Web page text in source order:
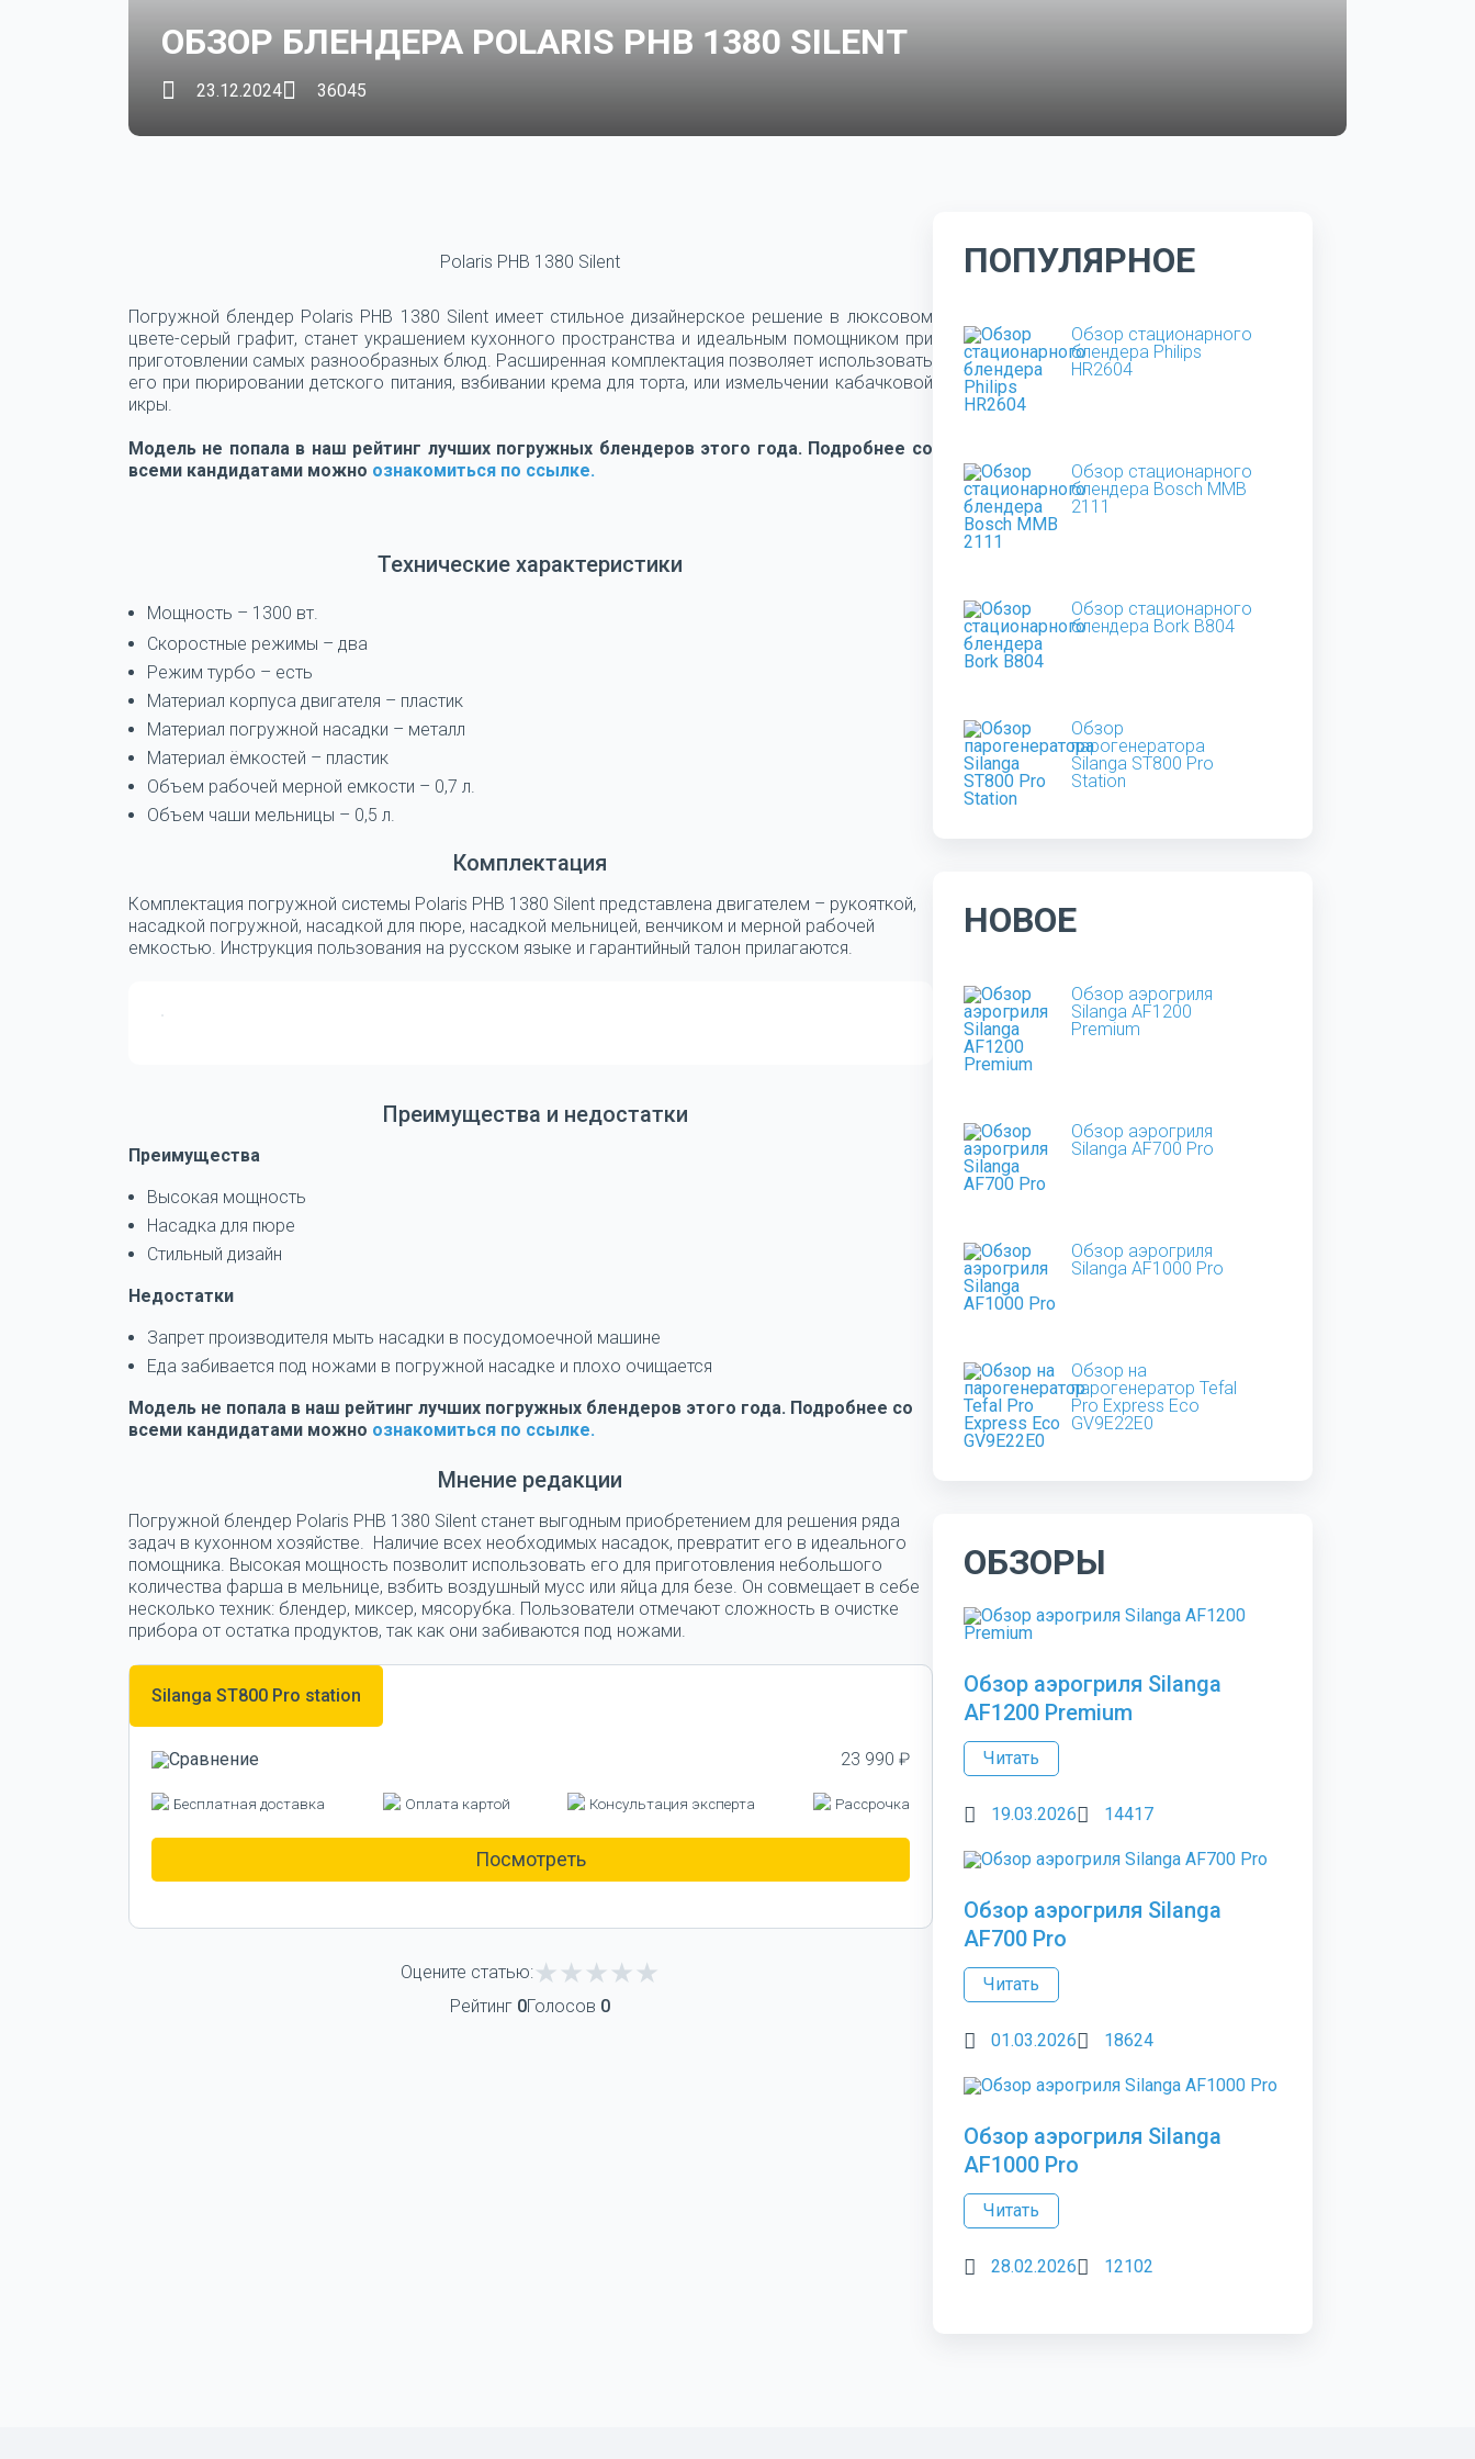
ОБЗОР БЛЕНДЕРА POLARIS PHB 1380 SILENT
23.12.2024 36045
Polaris PHB 1380 Silent
Погружной блендер Polaris PHB 1380 Silent имеет стильное дизайнерское решение в люксовом
цвете-серый графит, станет украшением кухонного пространства и идеальным помощником при
приготовлении самых разнообразных блюд. Расширенная комплектация позволяет использовать
его при пюрировании детского питания, взбивании крема для торта, или измельчении кабачковой
икры.
Модель не попала в наш рейтинг лучших погружных блендеров этого года. Подробнее со
всеми кандидатами можно ознакомиться по ссылке.
Технические характеристики
Мощность – 1300 вт.
Скоростные режимы – два
Режим турбо – есть
Материал корпуса двигателя – пластик
Материал погружной насадки – металл
Материал ёмкостей – пластик
Объем рабочей мерной емкости – 0,7 л.
Объем чаши мельницы – 0,5 л.
Комплектация
Комплектация погружной системы Polaris PHB 1380 Silent представлена двигателем – рукояткой,
насадкой погружной, насадкой для пюре, насадкой мельницей, венчиком и мерной рабочей
емкостью. Инструкция пользования на русском языке и гарантийный талон прилагаются.
Преимущества и недостатки
Преимущества
Высокая мощность
Насадка для пюре
Стильный дизайн
Недостатки
Запрет производителя мыть насадки в посудомоечной машине
Еда забивается под ножами в погружной насадке и плохо очищается
Модель не попала в наш рейтинг лучших погружных блендеров этого года. Подробнее со
всеми кандидатами можно ознакомиться по ссылке.
Мнение редакции
Погружной блендер Polaris PHB 1380 Silent станет выгодным приобретением для решения ряда
задач в кухонном хозяйстве. Наличие всех необходимых насадок, превратит его в идеального
помощника. Высокая мощность позволит использовать его для приготовления небольшого
количества фарша в мельнице, взбить воздушный мусс или яйца для безе. Он совмещает в себе
несколько техник: блендер, миксер, мясорубка. Пользователи отмечают сложность в очистке
прибора от остатка продуктов, так как они забиваются под ножами.
Silanga ST800 Pro station
23 990 ₽
Бесплатная доставка Оплата картой Консультация эксперта Рассрочка
Посмотреть
Оцените статью:
Рейтинг 0Голосов 0
ПОПУЛЯРНОЕ
Обзор стационарного
блендера Philips
HR2604
Обзор стационарного
блендера Bosch MMB
2111
Обзор стационарного
блендера Bork B804
Обзор
парогенератора
Silanga ST800 Pro
Station
НОВОЕ
Обзор аэрогриля
Silanga AF1200
Premium
Обзор аэрогриля
Silanga AF700 Pro
Обзор аэрогриля
Silanga AF1000 Pro
Обзор на
парогенератор Tefal
Pro Express Eco
GV9E22E0
ОБЗОРЫ
Обзор аэрогриля Silanga
AF1200 Premium
Читать
19.03.2026 14417
Обзор аэрогриля Silanga
AF700 Pro
Читать
01.03.2026 18624
Обзор аэрогриля Silanga
AF1000 Pro
Читать
28.02.2026 12102